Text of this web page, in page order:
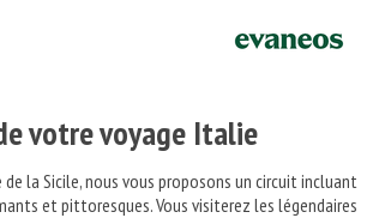
votre voyage Italie
la Sicile, nous vous proposons un circuit incluant
et pittoresques. Vous visiterez les légendaires